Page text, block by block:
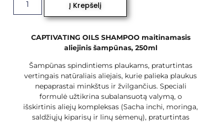
CAPTIVATING OILS SHAMPOO maitinamasis
aliejinis šampūnas, 250ml
Šampūnas spindintiems plaukams, praturtintas
vertingais natūraliais aliejais, kurie palieka plaukus
nepaprastai minkštus ir žvilgančius. Speciali
formulė užtikrina subalansuotą valymą, o
išskirtinis aliejų kompleksas (Sacha inchi, moringa,
saldžiųjų kiparisų ir linų sėmenų), praturtintas
Į Krepšelį